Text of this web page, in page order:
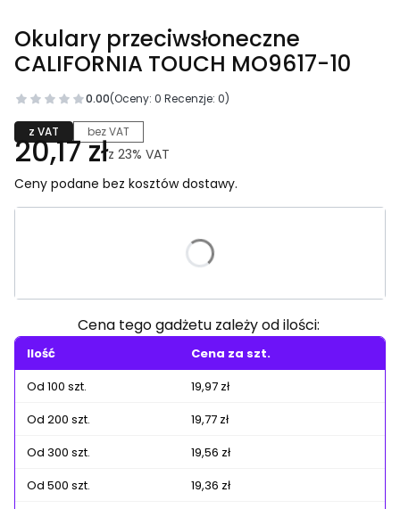
Okulary przeciwsłoneczne
CALIFORNIA TOUCH MO9617-10
0.00(Oceny: 0 Recenzje: 0)
z VAT bez VAT
20,17 złz 23% VAT
Ceny podane bez kosztów dostawy.
Poszczególne warianty mogą różnić się ceną
Cena tego gadżetu zależy od ilości:
Ilość
Cena za szt.
Od 100 szt.
19,97 zł
Od 200 szt.
19,77 zł
Od 300 szt.
19,56 zł
Od 500 szt.
19,36 zł